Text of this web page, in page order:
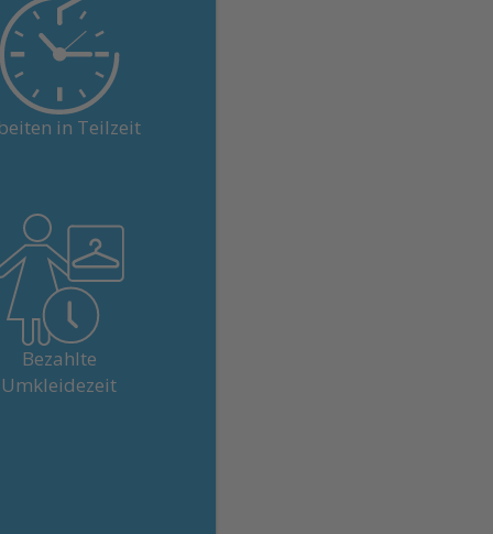
in Teilzeit
alle unsere Stellen
im Teilzeitpensum
möglich.
Bezahlte
Umkleidezeit
oder CHF 80.00 pro
– bei 100 %
Pensum.